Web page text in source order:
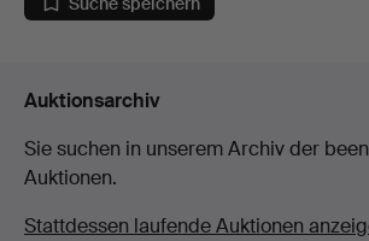
Auktionsarchiv
Sie suchen in unserem Archiv der
Auktionen.
Stattdessen laufende Auktionen